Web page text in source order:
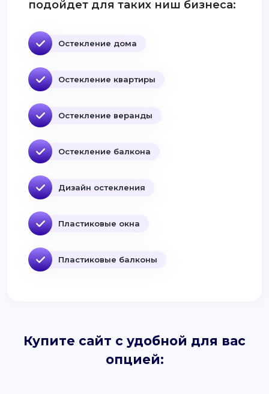
подойдет для таких ниш бизнеса:
Остекление дома
Остекление квартиры
Остекление веранды
Остекление балкона
Дизайн остекления
Пластиковые окна
Пластиковые балконы
Купите сайт с удобной для вас
опцией: